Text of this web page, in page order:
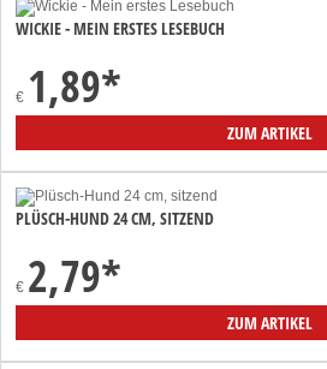
WICKIE - MEIN ERSTES LESEBUCH
€ 1,89*
ZUM ARTIKEL
PLÜSCH-HUND 24 CM, SITZEND
€ 2,79*
ZUM ARTIKEL